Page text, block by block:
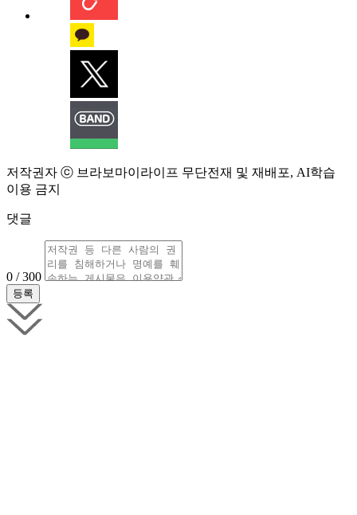
저작권자 ⓒ 브라보마이라이프 무단전재 및 재배포, AI학습
이용 금지
댓글
0 / 300